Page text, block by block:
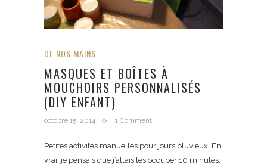
DE NOS MAINS
MASQUES ET BOÎTES À
MOUCHOIRS PERSONNALISÉS
(DIY ENFANT)
octobre 15, 2014 1 Comment
Petites activités manuelles pour jours pluvieux. En
vrai, je pensais que j’allais les occuper 10 minutes…